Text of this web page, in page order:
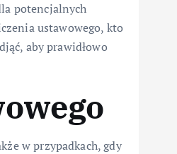
potencjalnych
ustawowego, kto
aby prawidłowo
w przypadkach, gdy